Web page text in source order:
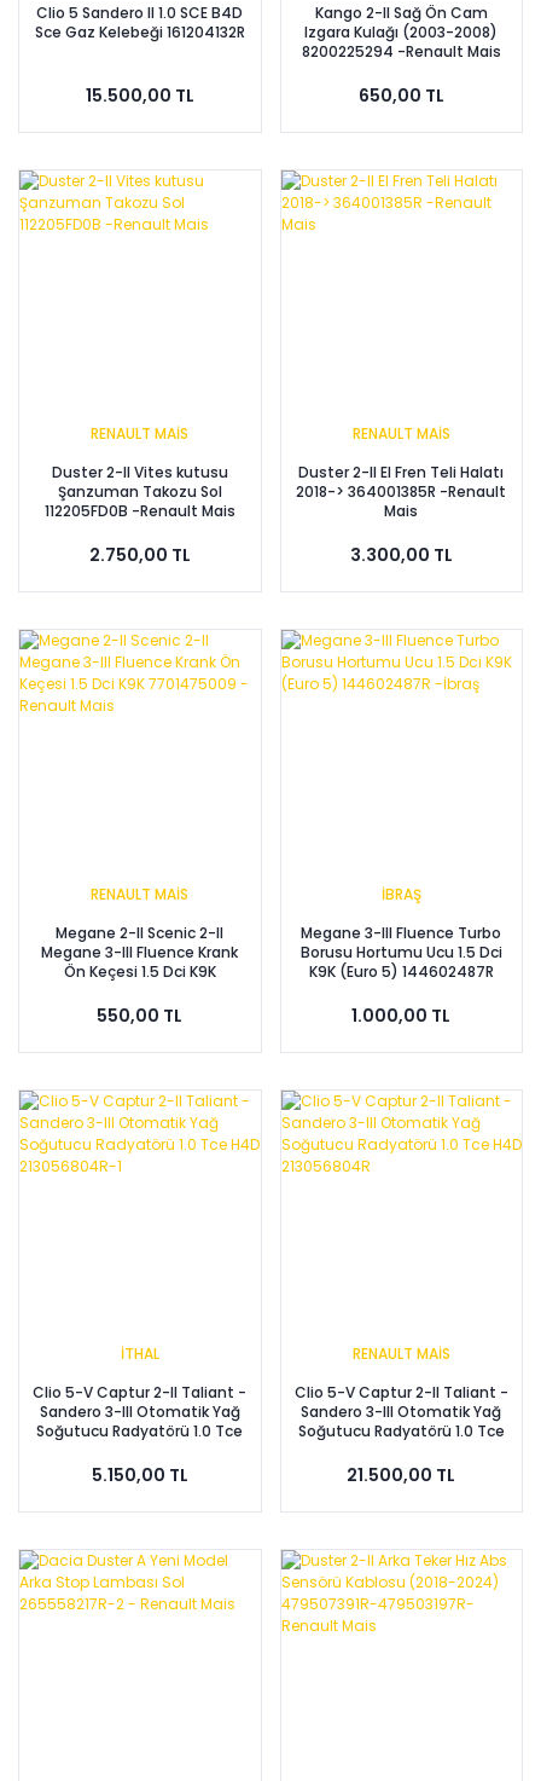
Clio 5 Sandero II 1.0 SCE B4D
Sce Gaz Kelebeği 161204132R
15.500,00 TL
Kango 2-II Sağ Ön Cam
Izgara Kulağı (2003-2008)
8200225294 -Renault Mais
650,00 TL
RENAULT MAİS
Duster 2-II Vites kutusu
Şanzuman Takozu Sol
112205FD0B -Renault Mais
2.750,00 TL
RENAULT MAİS
Duster 2-II El Fren Teli Halatı
2018-> 364001385R -Renault
Mais
3.300,00 TL
RENAULT MAİS
Megane 2-II Scenic 2-II
Megane 3-III Fluence Krank
Ön Keçesi 1.5 Dci K9K
550,00 TL
İBRAŞ
Megane 3-III Fluence Turbo
Borusu Hortumu Ucu 1.5 Dci
K9K (Euro 5) 144602487R
1.000,00 TL
İTHAL
Clio 5-V Captur 2-II Taliant -
Sandero 3-III Otomatik Yağ
Soğutucu Radyatörü 1.0 Tce
5.150,00 TL
RENAULT MAİS
Clio 5-V Captur 2-II Taliant -
Sandero 3-III Otomatik Yağ
Soğutucu Radyatörü 1.0 Tce
21.500,00 TL